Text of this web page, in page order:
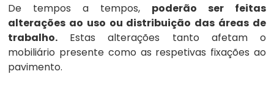
De tempos a tempos, poderão ser feitas
alterações ao uso ou distribuição das áreas de
trabalho. Estas alterações tanto afetam o
mobiliário presente como as respetivas fixações ao
pavimento.